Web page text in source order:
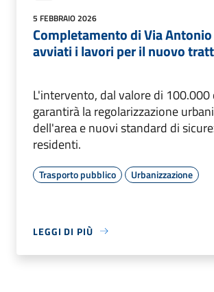
5 FEBBRAIO 2026
Completamento di Via
avviati i lavori per il nuovo
L'intervento, dal valore di 100.000
garantirà la regolarizzazione
dell'area e nuovi standard di
residenti.
Trasporto pubblico Urbanizzazione
LEGGI DI PIÙ